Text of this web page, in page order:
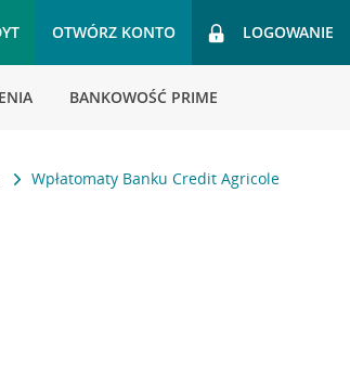
OTWÓRZ KONTO LOGOWANIE
BANKOWOŚĆ PRIME
Wpłatomaty Banku Credit Agricole